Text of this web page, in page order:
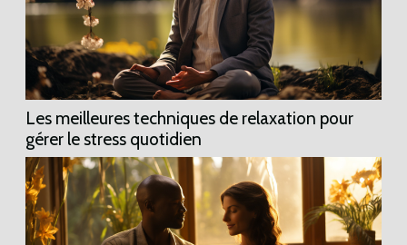
Les meilleures techniques de relaxation pour
gérer le stress quotidien